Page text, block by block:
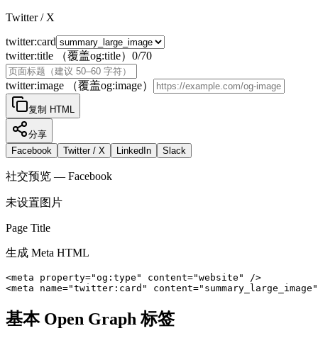
Twitter / X
twitter:card
twitter:title
（覆盖og:title） 0/70
twitter:image （覆盖og:image）
复制 HTML
分享
Facebook
Twitter / X LinkedIn Slack
社交预览 — Facebook
未设置图片
Page Title
生成 Meta HTML
<meta property="og:type" content="website" />
<meta name="twitter:card"
基本 Open Graph 标签